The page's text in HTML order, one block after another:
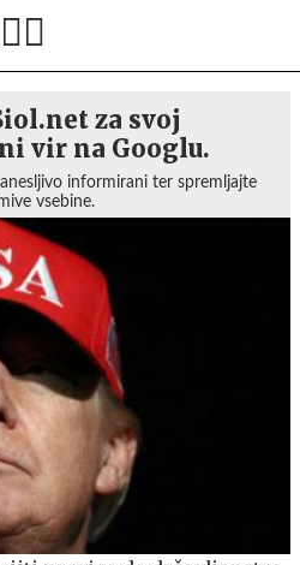
za svoj
vir na Googlu.
informirani ter spremljajte
vsebine.